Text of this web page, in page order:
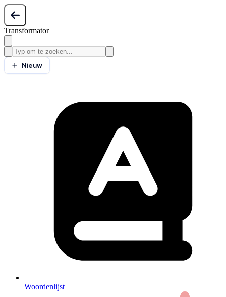
Transformator
Nieuw
Woordenlijst